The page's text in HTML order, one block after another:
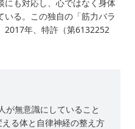
にも対応し、心ではなく身体
る。この独自の「筋力バラ
2017年、特許（第6132252
が無意識にしていること
る体と自律神経の整え方